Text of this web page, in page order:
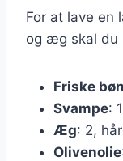
For at lave en
og æg skal du
Friske
Svampe:
Æg: 2,
Olivenolie